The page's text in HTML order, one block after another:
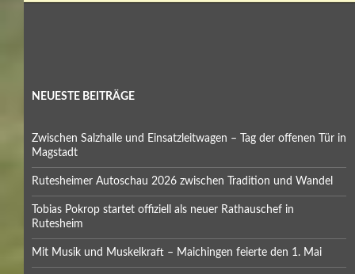
NEUESTE BEITRÄGE
Zwischen Salzhalle und Einsatzleitwagen – Tag der offenen Tür in
Magstadt
Rutesheimer Autoschau 2026 zwischen Tradition und Wandel
Tobias Pokrop startet offiziell als neuer Rathauschef in
Rutesheim
Mit Musik und Muskelkraft – Maichingen feierte den 1. Mai